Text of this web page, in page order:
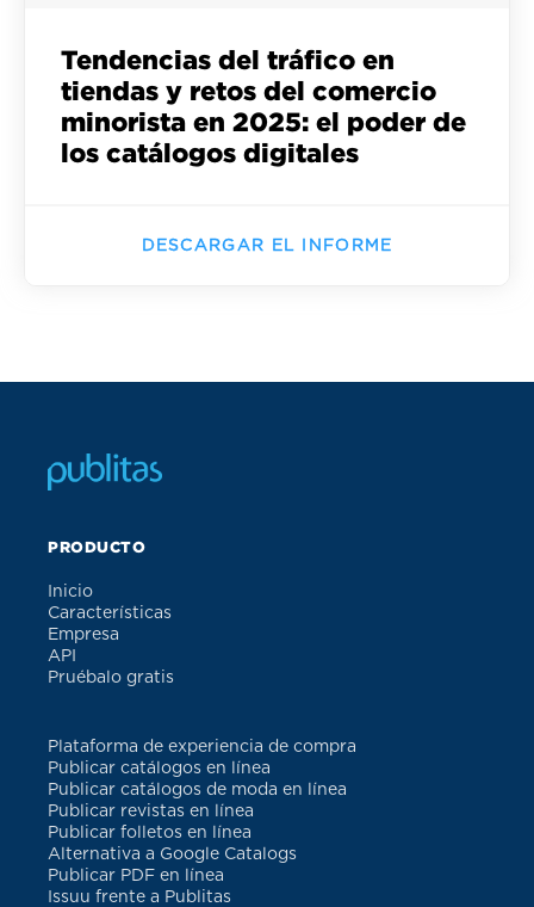
Tendencias del tráfico en
tiendas y retos del comercio
minorista en 2025: el poder de
los catálogos digitales
DESCARGAR EL INFORME
PRODUCTO
Inicio
Características
Empresa
API
Pruébalo gratis
Plataforma de experiencia de compra
Publicar catálogos en línea
Publicar catálogos de moda en línea
Publicar revistas en línea
Publicar folletos en línea
Alternativa a Google Catalogs
Publicar PDF en línea
Issuu frente a Publitas